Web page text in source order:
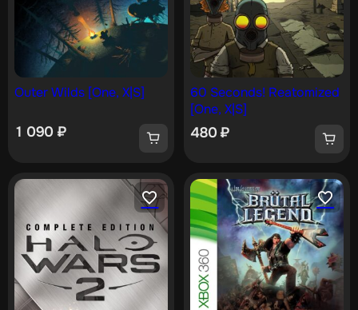
Outer Wilds [One, X|S]
1 090 ₽
60 Seconds! Reatomized
[One, X|S]
480₽